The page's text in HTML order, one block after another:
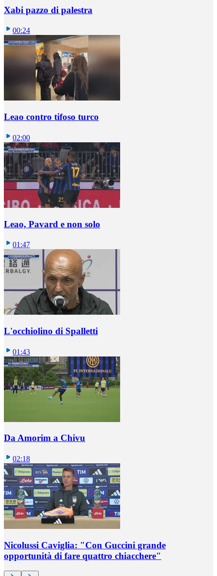
Xabi pazzo di palestra
00:24
Leao contro tifoso turco
02:00
Leao, Pavard e non solo
01:47
L'occhiolino di Spalletti
01:43
Da Amorim a Chivu
02:18
Nicolussi Caviglia: "Con Guccini grande
opportunità di fare quattro chiacchere"